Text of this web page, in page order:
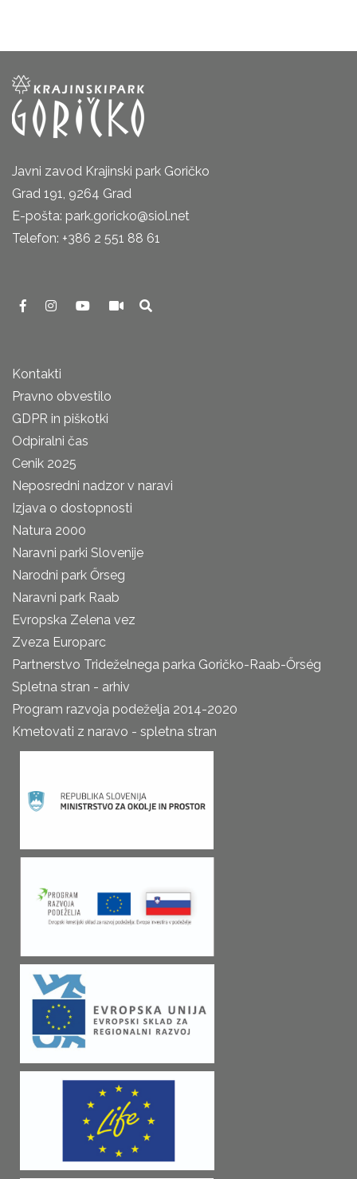
Javni zavod Krajinski park Goričko
Grad 191, 9264 Grad
E-pošta: park.goricko@siol.net
Telefon: +386 2 551 88 61
Kontakti
Pravno obvestilo
GDPR in piškotki
Odpiralni čas
Cenik 2025
Neposredni nadzor v naravi
Izjava o dostopnosti
Natura 2000
Naravni parki Slovenije
Narodni park Őrseg
Naravni park Raab
Evropska Zelena vez
Zveza Europarc
Partnerstvo Trideželnega parka Goričko-Raab-Őrség
Spletna stran - arhiv
Program razvoja podeželja 2014-2020
Kmetovati z naravo - spletna stran